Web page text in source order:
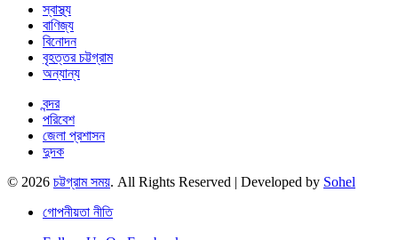
স্বাস্থ্য
বাণিজ্য
বিনোদন
বৃহত্তর চট্টগ্রাম
অন্যান্য
বন্দর
পরিবেশ
জেলা প্রশাসন
দুদক
© 2026 চট্টগ্রাম সময়. All Rights Reserved | Developed by Sohel
গোপনীয়তা নীতি